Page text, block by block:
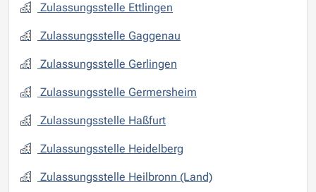
Zulassungsstelle Ettlingen
Zulassungsstelle Gaggenau
Zulassungsstelle Gerlingen
Zulassungsstelle Germersheim
Zulassungsstelle Haßfurt
Zulassungsstelle Heidelberg
Zulassungsstelle Heilbronn (Land)